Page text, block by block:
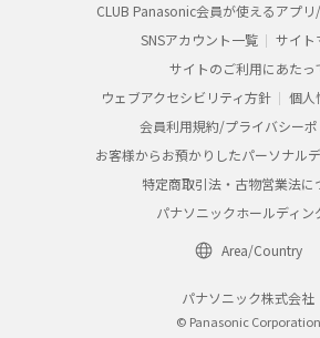
CLUB Panasonic会員が使えるアプ
SNSアカウント一覧
サイト
サイトのご利用にあたっ
ウェブアクセシビリティ方針
個人
会員利用規約/プライバシー
お客様からお預かりしたパーソナル
特定商取引法・古物営業法に
パナソニックホールディン
Area/Country
パナソニック株式会社
© Panasonic Corporation